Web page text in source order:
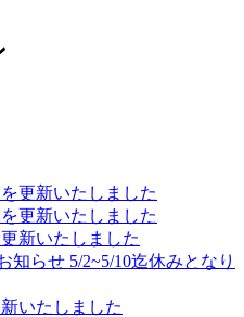
更新いたしました
更新いたしました
新いたしました
知らせ 5/2~5/10迄休みとなり
いたしました